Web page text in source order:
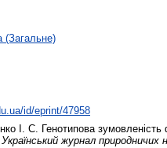
(Загальне)
id/eprint/47958
І. С.
Генотипова зумовленість
Український журнал природничих